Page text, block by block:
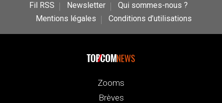
Fil RSS Newsletter
Qui sommes-nous ?
Mentions légales
Conditions d’utilisations
NEWS
Zooms
Brèves